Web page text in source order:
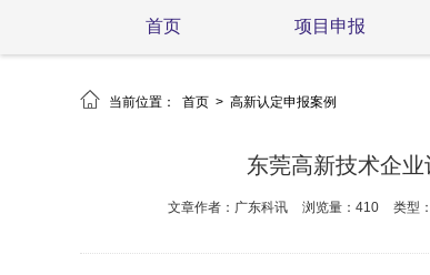
首页 项目申报
 当前位置： 首页 > 高新认定申报案例
东莞高新技术企
文章作者：广东科讯 浏览量：410 类型：